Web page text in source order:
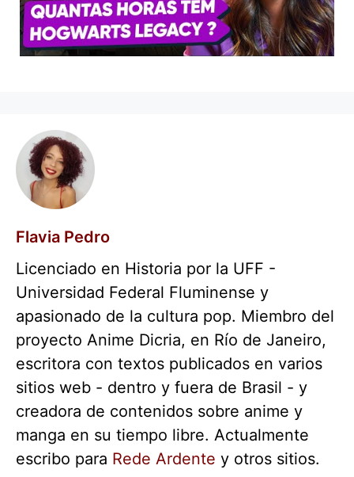
Flavia Pedro
Licenciado en Historia por la UFF -
Universidad Federal Fluminense y
apasionado de la cultura pop. Miembro del
proyecto Anime Dicria, en Río de Janeiro,
escritora con textos publicados en varios
sitios web - dentro y fuera de Brasil - y
creadora de contenidos sobre anime y
manga en su tiempo libre. Actualmente
escribo para Rede Ardente y otros sitios.